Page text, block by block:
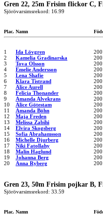
Gren 22, 25m Frisim flickor C,
Sjörövarsimsrekord: 16.99
Plac. Namn
1 Ida Lövgren
2
Kamelia Gradinarska
3
Tova Olsson
4
Emelie Andersson
5
Lena Shafie
6
Klara Tistrand
7
Alice Aurell
8
Felicia Thonander
9
Amanda Alvekrans
10
Alice Götestam
11
Amanda Böhn
12
Maja Freden
13
Melissa Zabihi
14
Elvira Skogsberg
15
Sofia Abrahamsson
16
Michelle Djurberg
17
Niki Fatollahy
18
Malin Haglund
19
Johanna Berg
20
Anna Ryberg
Gren 23, 50m Frisim pojkar B,
Sjörövarsimsrekord: 33.59
Plac. Namn